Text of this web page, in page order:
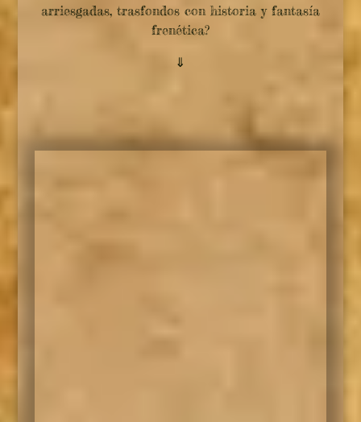
arriesgadas, trasfondos con historia y fantasía
frenética?
⇓